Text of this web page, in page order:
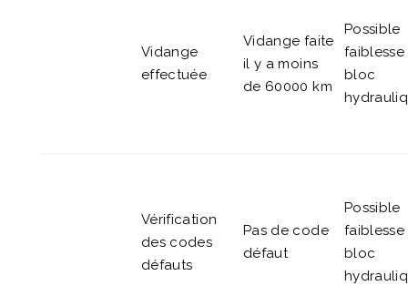
Vidange
effectuée
Vidange faite
il y a moins
de 60000 km
Possible
faiblesse
bloc
Vérification
des codes
défauts
Pas de code
défaut
Possible
faiblesse
bloc